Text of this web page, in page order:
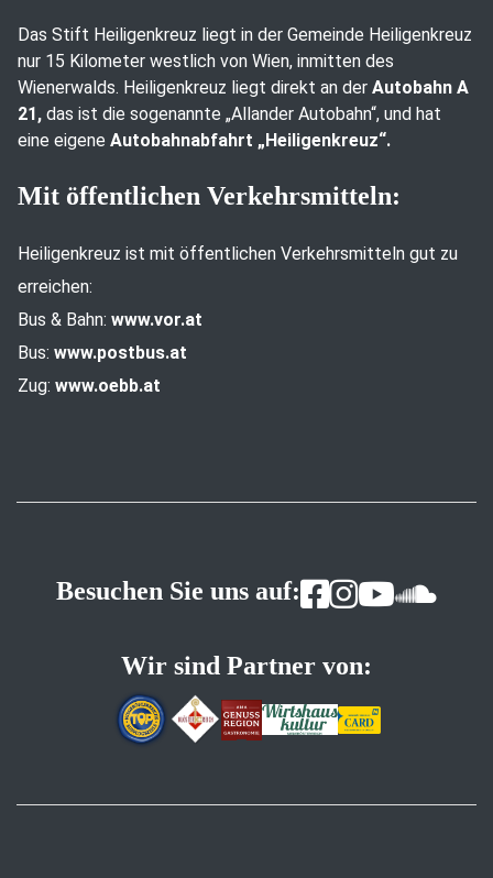
Das Stift Heiligenkreuz liegt in der Gemeinde Heiligenkreuz
nur 15 Kilometer westlich von Wien, inmitten des
Wienerwalds. Heiligenkreuz liegt direkt an der Autobahn A
21, das ist die sogenannte „Allander Autobahn“, und hat
eine eigene Autobahnabfahrt „Heiligenkreuz“.
Mit öffentlichen Verkehrsmitteln:
Heiligenkreuz ist mit öffentlichen Verkehrsmitteln gut zu
erreichen:
Bus & Bahn: www.vor.at
Bus: www.postbus.at
Zug: www.oebb.at
Besuchen Sie uns auf:
Wir sind Partner von: